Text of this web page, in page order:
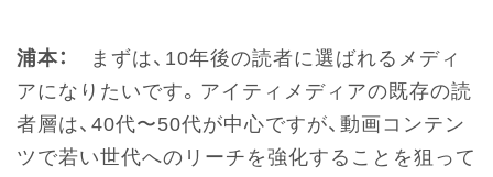
浦本：
まずは、10年後の読者に選ばれるメディ
アになりたいです。アイティメディアの既存の読
者層は、40代〜50代が中心ですが、動画コンテン
ツで若い世代へのリーチを強化することを狙って